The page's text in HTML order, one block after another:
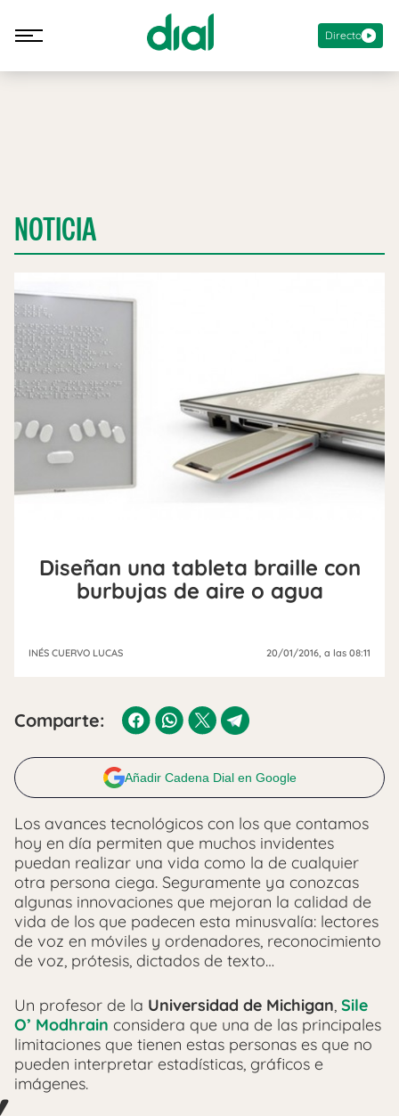
Directo
NOTICIA
Diseñan una tableta braille con
burbujas de aire o agua
INÉS CUERVO LUCAS 20/01/2016 , a las 08:11
Comparte:
Añadir Cadena Dial en Google
Los avances tecnológicos con los que contamos
hoy en día permiten que muchos invidentes
puedan realizar una vida como la de cualquier
otra persona ciega. Seguramente ya conozcas
algunas innovaciones que mejoran la calidad de
vida de los que padecen esta minusvalía: lectores
de voz en móviles y ordenadores, reconocimiento
de voz, prótesis, dictados de texto…
Un profesor de la Universidad de Michigan, Sile
O’ Modhrain considera que una de las principales
limitaciones que tienen estas personas es que no
pueden interpretar estadísticas, gráficos e
imágenes.